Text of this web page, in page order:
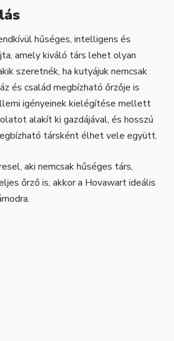
hűséges, intelligens és
amely kiváló társ lehet olyan
szeretnék, ha kutyájuk nemcsak
és család megbízható őrzője is
igényeinek kielégítése mellett
alakít ki gazdájával, és hosszú
társként élhet vele együtt.
aki nemcsak hűséges társ,
őrző is, akkor a Hovawart ideális